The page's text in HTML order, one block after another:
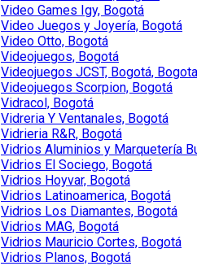
Video Games Igy, Bogotá
Video Juegos y Joyería, Bogotá
Video Otto, Bogotá
Videojuegos, Bogotá
Videojuegos JCST, Bogotá, Bogota
Videojuegos Scorpion, Bogotá
Vidracol, Bogotá
Vidreria Y Ventanales, Bogotá
Vidrieria R&R, Bogotá
Vidrios Aluminios y Marquetería
Vidrios El Sociego, Bogotá
Vidrios Hoyvar, Bogotá
Vidrios Latinoamerica, Bogotá
Vidrios Los Diamantes, Bogotá
Vidrios MAG, Bogotá
Vidrios Mauricio Cortes, Bogotá
Vidrios Planos, Bogotá